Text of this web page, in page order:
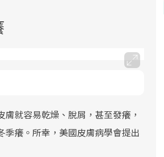
就容易乾燥、脫屑，甚至發癢，
癢。所幸，美國皮膚病學會提出
超高齡社會的浪潮，台灣正在快速
「健康照護」的新時代。隨著國家
年，就到良醫生活祭體驗「一站式
新生活」，從講座、體驗到運動，
健康網從「換季的身體變化」出
透過醫學觀點與日常感受的對話，
不同性別與年齡，帶你找到過去、
、未來的健康節點，理解身體的變